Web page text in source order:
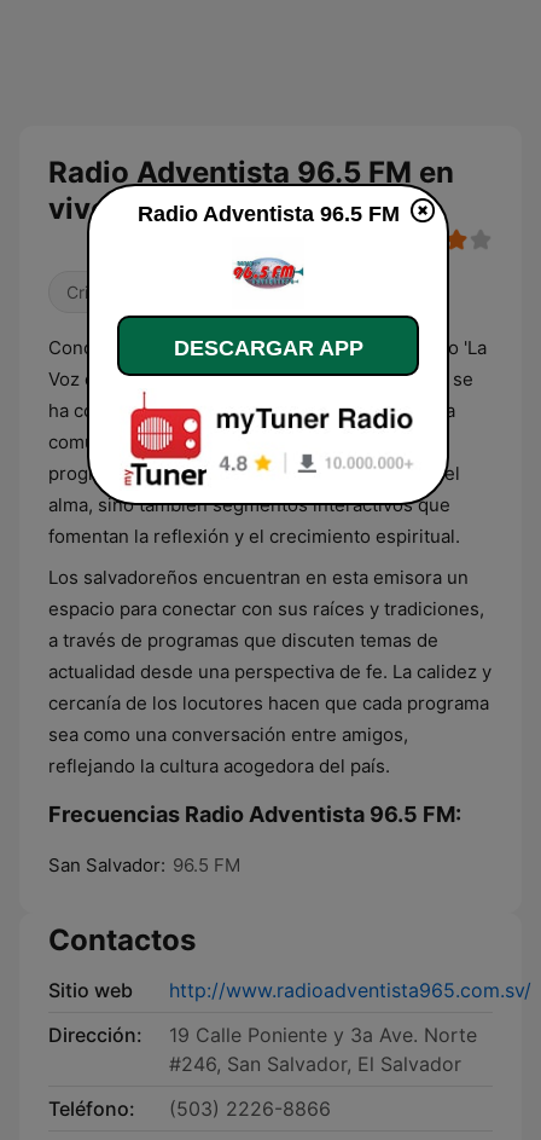
Radio Adventista 96.5 FM en
vivo
Cristiana Religioso & Espiritualidad
Conocida cariñosamente por su audiencia como 'La
Voz de la Esperanza', Radio Adventista 96.5 FM se
ha convertido en un punto de encuentro para la
comunidad cristiana en El Salvador. Su
programación no solo abarca música que toca el
alma, sino también segmentos interactivos que
fomentan la reflexión y el crecimiento espiritual.
Los salvadoreños encuentran en esta emisora un
espacio para conectar con sus raíces y tradiciones,
a través de programas que discuten temas de
actualidad desde una perspectiva de fe. La calidez y
cercanía de los locutores hacen que cada programa
sea como una conversación entre amigos,
reflejando la cultura acogedora del país.
Frecuencias Radio Adventista 96.5 FM:
San Salvador: 96.5 FM
Contactos
Sitio web
http://www.radioadventista965.com.sv/
Dirección:
19 Calle Poniente y 3a Ave. Norte
#246, San Salvador, El Salvador
Teléfono:
(503) 2226-8866
Radio Adventista 96.5 FM
DESCARGAR APP